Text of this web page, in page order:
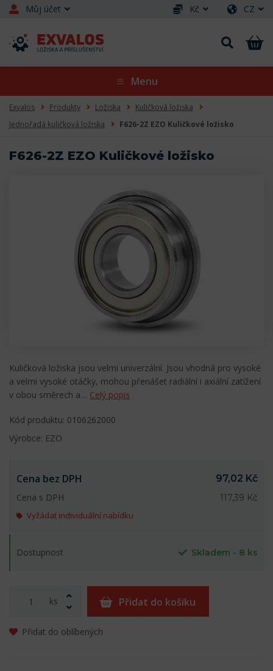
Můj účet Kč CZ
Menu
Exvalos Produkty Ložiska
Kuličková ložiska
Jednořadá kuličková ložiska
F626-2Z EZO Kuličkové ložisko
F626-2Z EZO Kuličkové ložisko
Kuličková ložiska jsou velmi univerzální. Jsou vhodná pro vysoké
a velmi vysoké otáčky, mohou přenášet radiální i axiální zatížení
v obou směrech a… Celý popis
Kód produktu: 0106262000
Výrobce: EZO
Cena bez DPH
97,02 Kč
Cena s DPH
117,39 Kč
Vyžádat individuální nabídku
Dostupnost Skladem - 8 ks
ks Přidat do košíku
Přidat do oblíbených